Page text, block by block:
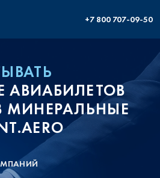
+7 800 707-09-50
АВИАБИЛЕТОВ
МИНЕРАЛЬНЫЕ